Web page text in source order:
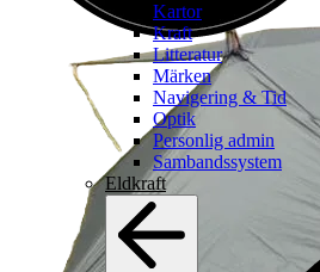
Kartor
Kraft
Litteratur
Märken
Navigering & Tid
Optik
Personlig admin
Sambandssystem
Eldkraft